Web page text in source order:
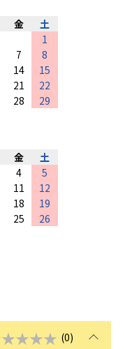
金
土
1
7
8
14
15
21
22
28
29
金
土
4
5
11
12
18
19
25
26
(0)